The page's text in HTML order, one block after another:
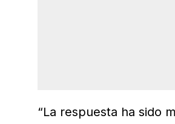
“La respuesta ha sido